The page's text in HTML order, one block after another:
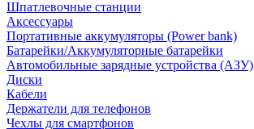
Шпатлевочные станции
Аксессуары
Портативные аккумуляторы (Power bank)
Батарейки/Аккумуляторные батарейки
Автомобильные зарядные устройства (АЗУ)
Диски
Кабели
Держатели для телефонов
Чехлы для смартфонов